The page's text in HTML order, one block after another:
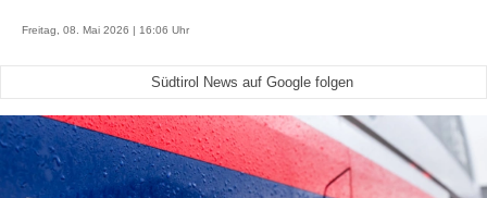
Freitag, 08. Mai 2026 | 16:06 Uhr
Südtirol News auf Google folgen